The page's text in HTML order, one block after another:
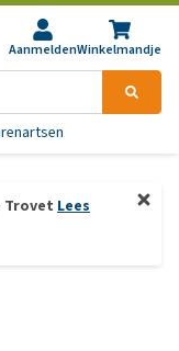
AanmeldenWinkelmandje
Trovet Lees